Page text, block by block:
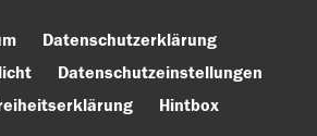
Datenschutzerklärung
Datenschutzeinstellungen
Hintbox